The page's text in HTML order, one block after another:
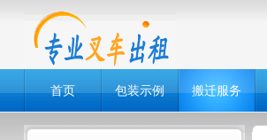
首页 包装示例 搬迁服务